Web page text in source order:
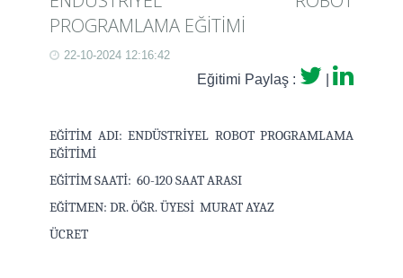
PROGRAMLAMA EĞİTİMİ
22-10-2024 12:16:42
Eğitimi Paylaş :
EĞİTİM ADI: ENDÜSTRİYEL ROBOT PROGRAMLAMA
EĞİTİMİ
EĞİTİM SAATİ: 60-120 SAAT ARASI
EĞİTMEN: DR. ÖĞR. ÜYESİ MURAT AYAZ
ÜCRET